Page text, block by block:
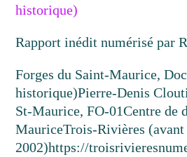
historique)
Rapport inédit numérisé par
Forges du Saint-Maurice,
historique)Pierre-Denis
St-Maurice, FO-01Centre de
MauriceTrois-Rivières
2002)https://